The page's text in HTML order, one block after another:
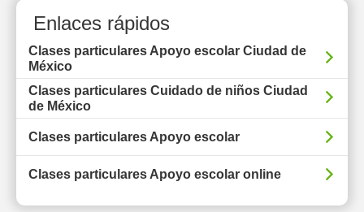
Enlaces rápidos
Clases particulares Apoyo escolar Ciudad de
México
Clases particulares Cuidado de niños Ciudad
de México
Clases particulares Apoyo escolar
Clases particulares Apoyo escolar online